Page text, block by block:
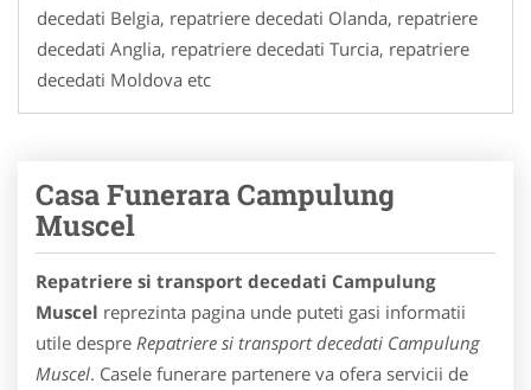
decedati Belgia, repatriere decedati Olanda, repatriere
decedati Anglia, repatriere decedati Turcia, repatriere
decedati Moldova etc
Casa Funerara Campulung
Muscel
Repatriere si transport decedati Campulung
Muscel reprezinta pagina unde puteti gasi informatii
utile despre Repatriere si transport decedati Campulung
Muscel. Casele funerare partenere va ofera servicii de